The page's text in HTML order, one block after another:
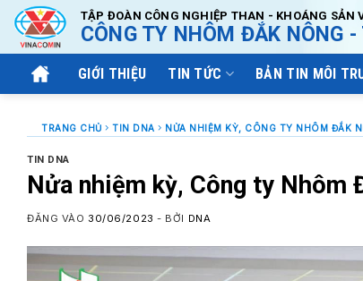
Bỏ
qua
nội
dung
TẬP ĐOÀN CÔNG NGHIỆP THAN - KHOÁNG SẢN
CÔNG TY NHÔM ĐẮK NÔNG -
GIỚI THIỆU TIN TỨC BẢN TIN MÔI
TRANG CHỦ TIN DNA NỬA NHIỆM KỲ, CÔNG TY NHÔM ĐẮK
TIN DNA
Nửa nhiệm kỳ, Công ty Nhôm
ĐĂNG VÀO 30/06/2023 - BỞI DNA